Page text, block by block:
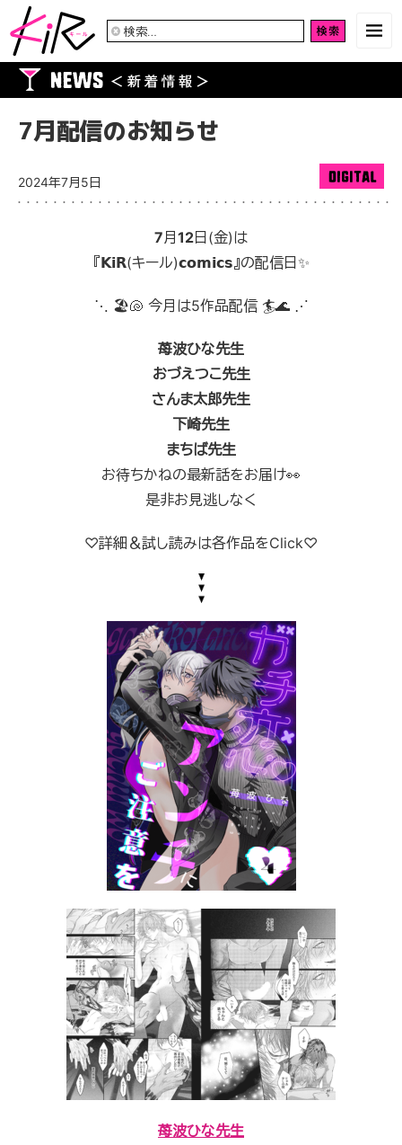
検
7月配信のお知らせ
2024年7月5日
7月12日(金)は
『𝗞𝗶𝗥(キール)𝗰𝗼𝗺𝗶𝗰𝘀』の配信日✨
⋱ 🏖🐚 今月は5作品配信 🏄🌊 ⋰
苺波ひな先生
おづえつこ先生
さんま太郎先生
下崎先生
まちば先生
お待ちかねの最新話をお届け👀
是非お見逃しなく
♡詳細＆試し読みは各作品をClick♡
苺波ひな先生